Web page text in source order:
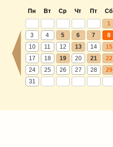
Пн Вт Ср Чт Пт Сб
1
3
4 5 6 7 8
10
11 12 13 14 15
17
18 19 20 21 22
24
25 26 27 28 29
31